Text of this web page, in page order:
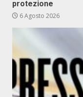
protezione
6 Agosto 2026